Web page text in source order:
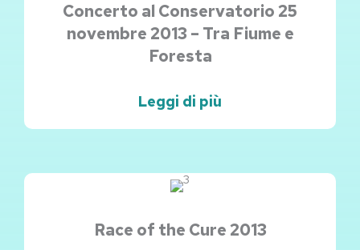
Concerto al Conservatorio 25
novembre 2013 – Tra Fiume e
Foresta
Leggi di più
Race of the Cure 2013